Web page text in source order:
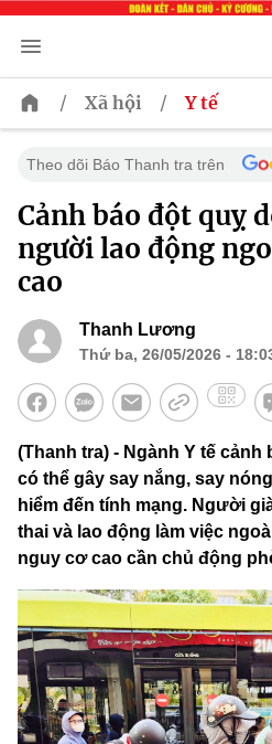
/ Xã hội / Y tế
Theo dõi Báo Thanh tra trên
Cảnh báo đột quỵ
người lao động
cao
Thanh Lương
Thứ ba, 26/05/2026 -
(Thanh tra) - Ngành Y tế
có thể gây say nắng, say
hiểm đến tính mạng. Người
thai và lao động làm việc
nguy cơ cao cần chủ động